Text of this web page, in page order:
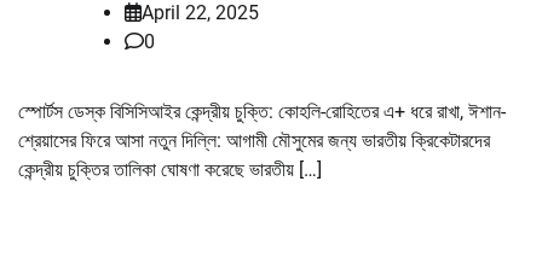
April 22, 2025
0
স্পোর্টস ডেস্ক বিসিসিআইর কেন্দ্রীয় চুক্তি: কোহলি-রোহিতের এ+ ধরে রাখা, ঈশান-
শ্রেয়াসের ফিরে আসা নতুন দিল্লি: আগামী মৌসুমের জন্য ভারতীয় ক্রিকেটারদের
কেন্দ্রীয় চুক্তির তালিকা ঘোষণা করেছে ভারতীয় […]